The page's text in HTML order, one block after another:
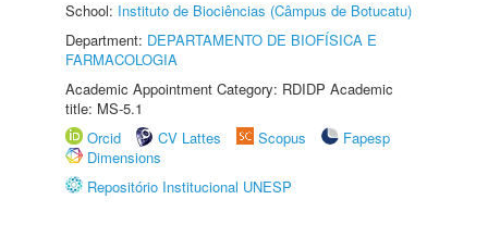
School: Instituto de Biociências (Câmpus de Botucatu)
Department: DEPARTAMENTO DE BIOFÍSICA E
FARMACOLOGIA
Academic Appointment Category: RDIDP Academic
title: MS-5.1
Orcid
CV Lattes Scopus
Fapesp
Dimensions
Repositório Institucional UNESP